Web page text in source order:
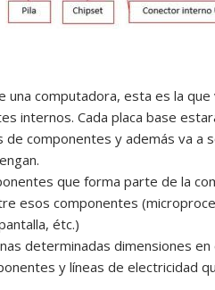
computadora, esta es la
internos. Cada placa base
componentes y además va a
que forma parte de la
esos componentes
étc.)
determinadas dimensiones
y líneas de electricidad